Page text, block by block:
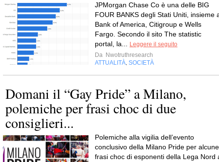
JPMorgan Chase Co è una delle BIG
FOUR BANKS degli Stati Uniti, insieme
Bank of America, Citigroup e Wells
Fargo. Secondo il sito The statistic
portal, la...
Leggere il seguito
Da Nwotruthresearch
ATTUALITÀ SOCIETÀ
Domani il “Gay Pride” a Milano,
polemiche per frasi choc di due
consiglieri...
Polemiche alla vigilia dell’evento
conclusivo della Milano Pride per alcune
frasi choc di esponenti della Lega Nord